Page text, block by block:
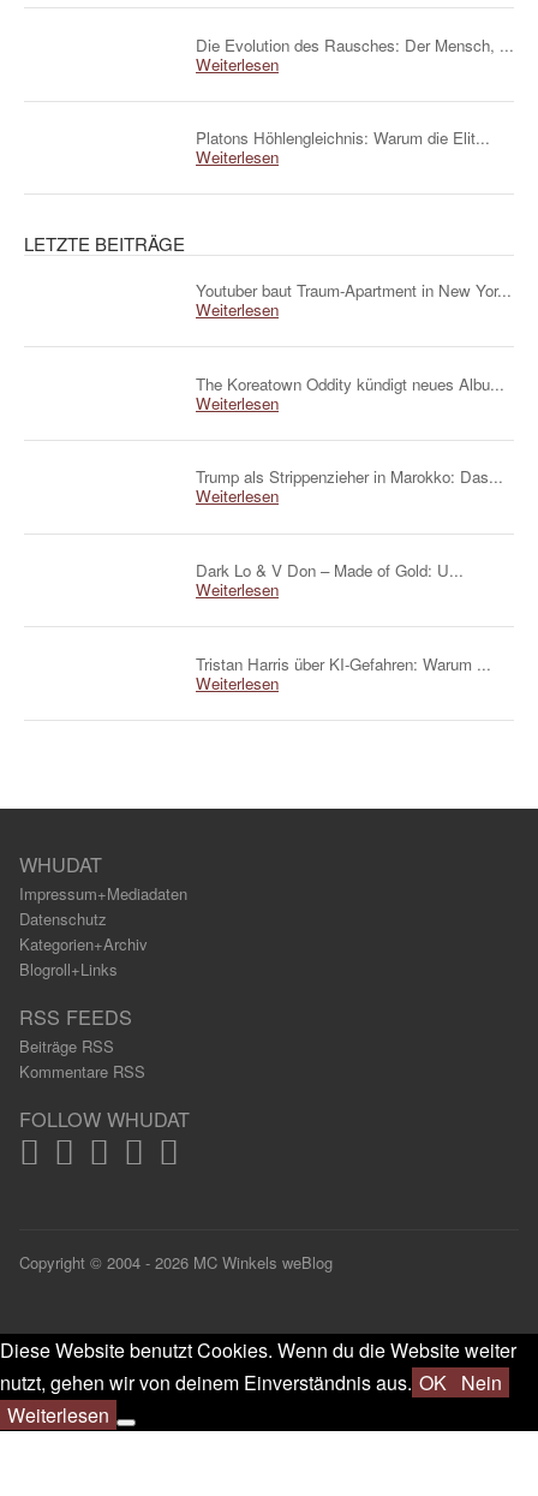
Die Evolution des Rausches: Der Mensch, ...
Weiterlesen
Platons Höhlengleichnis: Warum die Elit...
Weiterlesen
LETZTE BEITRÄGE
Youtuber baut Traum-Apartment in New Yor...
Weiterlesen
The Koreatown Oddity kündigt neues Albu...
Weiterlesen
Trump als Strippenzieher in Marokko: Das...
Weiterlesen
Dark Lo & V Don – Made of Gold: U...
Weiterlesen
Tristan Harris über KI-Gefahren: Warum ...
Weiterlesen
WHUDAT
Impressum+Mediadaten
Datenschutz
Kategorien+Archiv
Blogroll+Links
RSS FEEDS
Beiträge RSS
Kommentare RSS
FOLLOW WHUDAT
Copyright © 2004 - 2026 MC Winkels weBlog
Diese Website benutzt Cookies. Wenn du die Website weiter
nutzt, gehen wir von deinem Einverständnis aus. OK Nein
Weiterlesen